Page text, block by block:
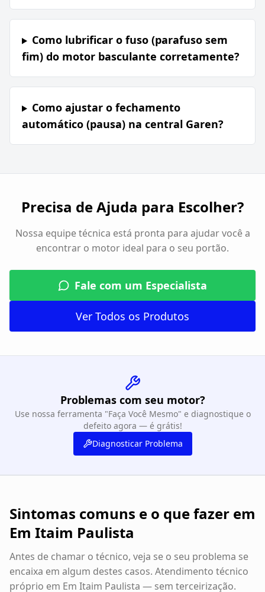
Como lubrificar o fuso (parafuso sem
fim) do motor basculante corretamente?
Como ajustar o fechamento
automático (pausa) na central Garen?
Precisa de Ajuda para Escolher?
Nossa equipe técnica está pronta para ajudar você a
encontrar o motor ideal para o seu portão.
Fale com um Especialista
Ver Todos os Produtos
Problemas com seu motor?
Use nossa ferramenta "Faça Você Mesmo" e diagnostique o
defeito agora — é grátis!
Diagnosticar Problema
Sintomas comuns e o que fazer em
Em Itaim Paulista
Antes de chamar o técnico, veja se o seu problema se
encaixa em algum destes casos. Atendimento técnico
próprio em Em Itaim Paulista — sem terceirização.